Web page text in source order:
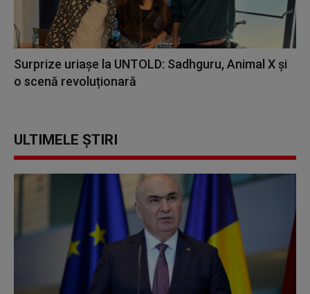
Surprize uriașe la UNTOLD: Sadhguru, Animal X și
o scenă revoluționară
ULTIMELE ȘTIRI